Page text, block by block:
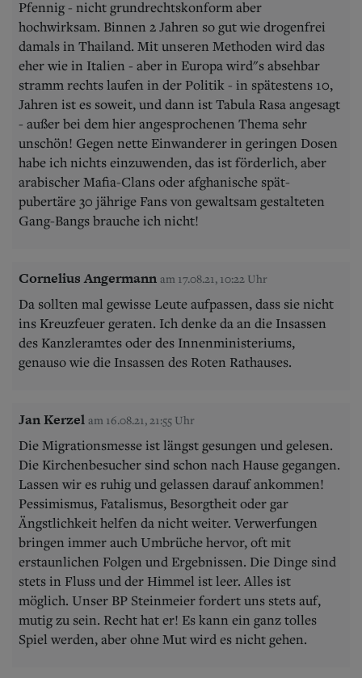
Pfennig - nicht grundrechtskonform aber
hochwirksam. Binnen 2 Jahren so gut wie drogenfrei
damals in Thailand. Mit unseren Methoden wird das
eher wie in Italien - aber in Europa wird"s absehbar
stramm rechts laufen in der Politik - in spätestens 10,
Jahren ist es soweit, und dann ist Tabula Rasa angesagt
- außer bei dem hier angesprochenen Thema sehr
unschön! Gegen nette Einwanderer in geringen Dosen
habe ich nichts einzuwenden, das ist förderlich, aber
arabischer Mafia-Clans oder afghanische spät-
pubertäre 30 jährige Fans von gewaltsam gestalteten
Gang-Bangs brauche ich nicht!
Cornelius Angermann am 17.08.21, 10:22 Uhr
Da sollten mal gewisse Leute aufpassen, dass sie nicht
ins Kreuzfeuer geraten. Ich denke da an die Insassen
des Kanzleramtes oder des Innenministeriums,
genauso wie die Insassen des Roten Rathauses.
Jan Kerzel am 16.08.21, 21:55 Uhr
Die Migrationsmesse ist längst gesungen und gelesen.
Die Kirchenbesucher sind schon nach Hause gegangen.
Lassen wir es ruhig und gelassen darauf ankommen!
Pessimismus, Fatalismus, Besorgtheit oder gar
Ängstlichkeit helfen da nicht weiter. Verwerfungen
bringen immer auch Umbrüche hervor, oft mit
erstaunlichen Folgen und Ergebnissen. Die Dinge sind
stets in Fluss und der Himmel ist leer. Alles ist
möglich. Unser BP Steinmeier fordert uns stets auf,
mutig zu sein. Recht hat er! Es kann ein ganz tolles
Spiel werden, aber ohne Mut wird es nicht gehen.